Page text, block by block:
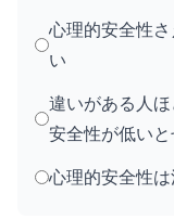
心理的安全性
い
違いがある人
安全性が低い
心理的安全性